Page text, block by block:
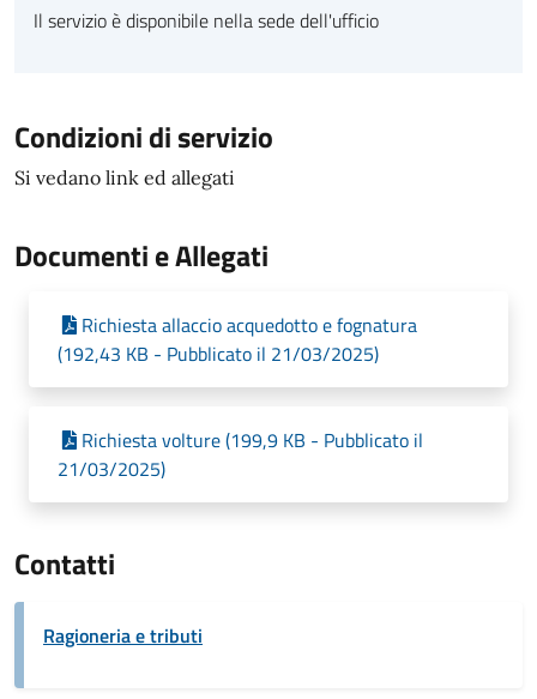
Il servizio è disponibile nella sede dell'ufficio
Condizioni di servizio
Si vedano link ed allegati
Documenti e Allegati
Richiesta allaccio acquedotto e fognatura
(192,43 KB - Pubblicato il 21/03/2025)
Richiesta volture (199,9 KB - Pubblicato il
21/03/2025)
Contatti
Ragioneria e tributi